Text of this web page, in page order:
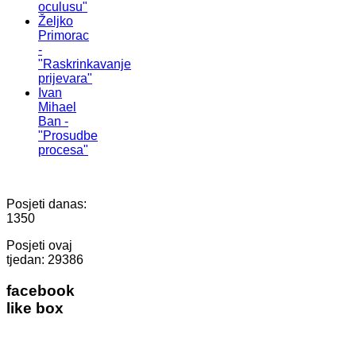
oculusu"
Željko
Primorac
-
"Raskrinkavanje
prijevara"
Ivan
Mihael
Ban -
"Prosudbe
procesa"
Posjeti danas:
1350
Posjeti ovaj
tjedan: 29386
facebook
like box